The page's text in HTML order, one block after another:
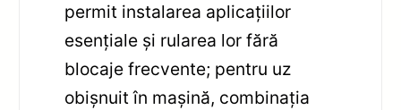
permit instalarea aplicațiilor
esențiale și rularea lor fără
blocaje frecvente; pentru uz
obișnuit în mașină, combinația